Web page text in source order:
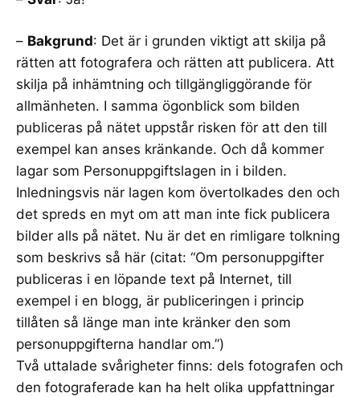
– Bakgrund: Det är i grunden viktigt att skilja på
rätten att fotografera och rätten att publicera. Att
skilja på inhämtning och tillgängliggörande för
allmänheten. I samma ögonblick som bilden
publiceras på nätet uppstår risken för att den till
exempel kan anses kränkande. Och då kommer
lagar som Personuppgiftslagen in i bilden.
Inledningsvis när lagen kom övertolkades den och
det spreds en myt om att man inte fick publicera
bilder alls på nätet. Nu är det en rimligare tolkning
som beskrivs så här (citat: “Om personuppgifter
publiceras i en löpande text på Internet, till
exempel i en blogg, är publiceringen i princip
tillåten så länge man inte kränker den som
personuppgifterna handlar om.”)
Två uttalade svårigheter finns: dels fotografen och
den fotograferade kan ha helt olika uppfattningar